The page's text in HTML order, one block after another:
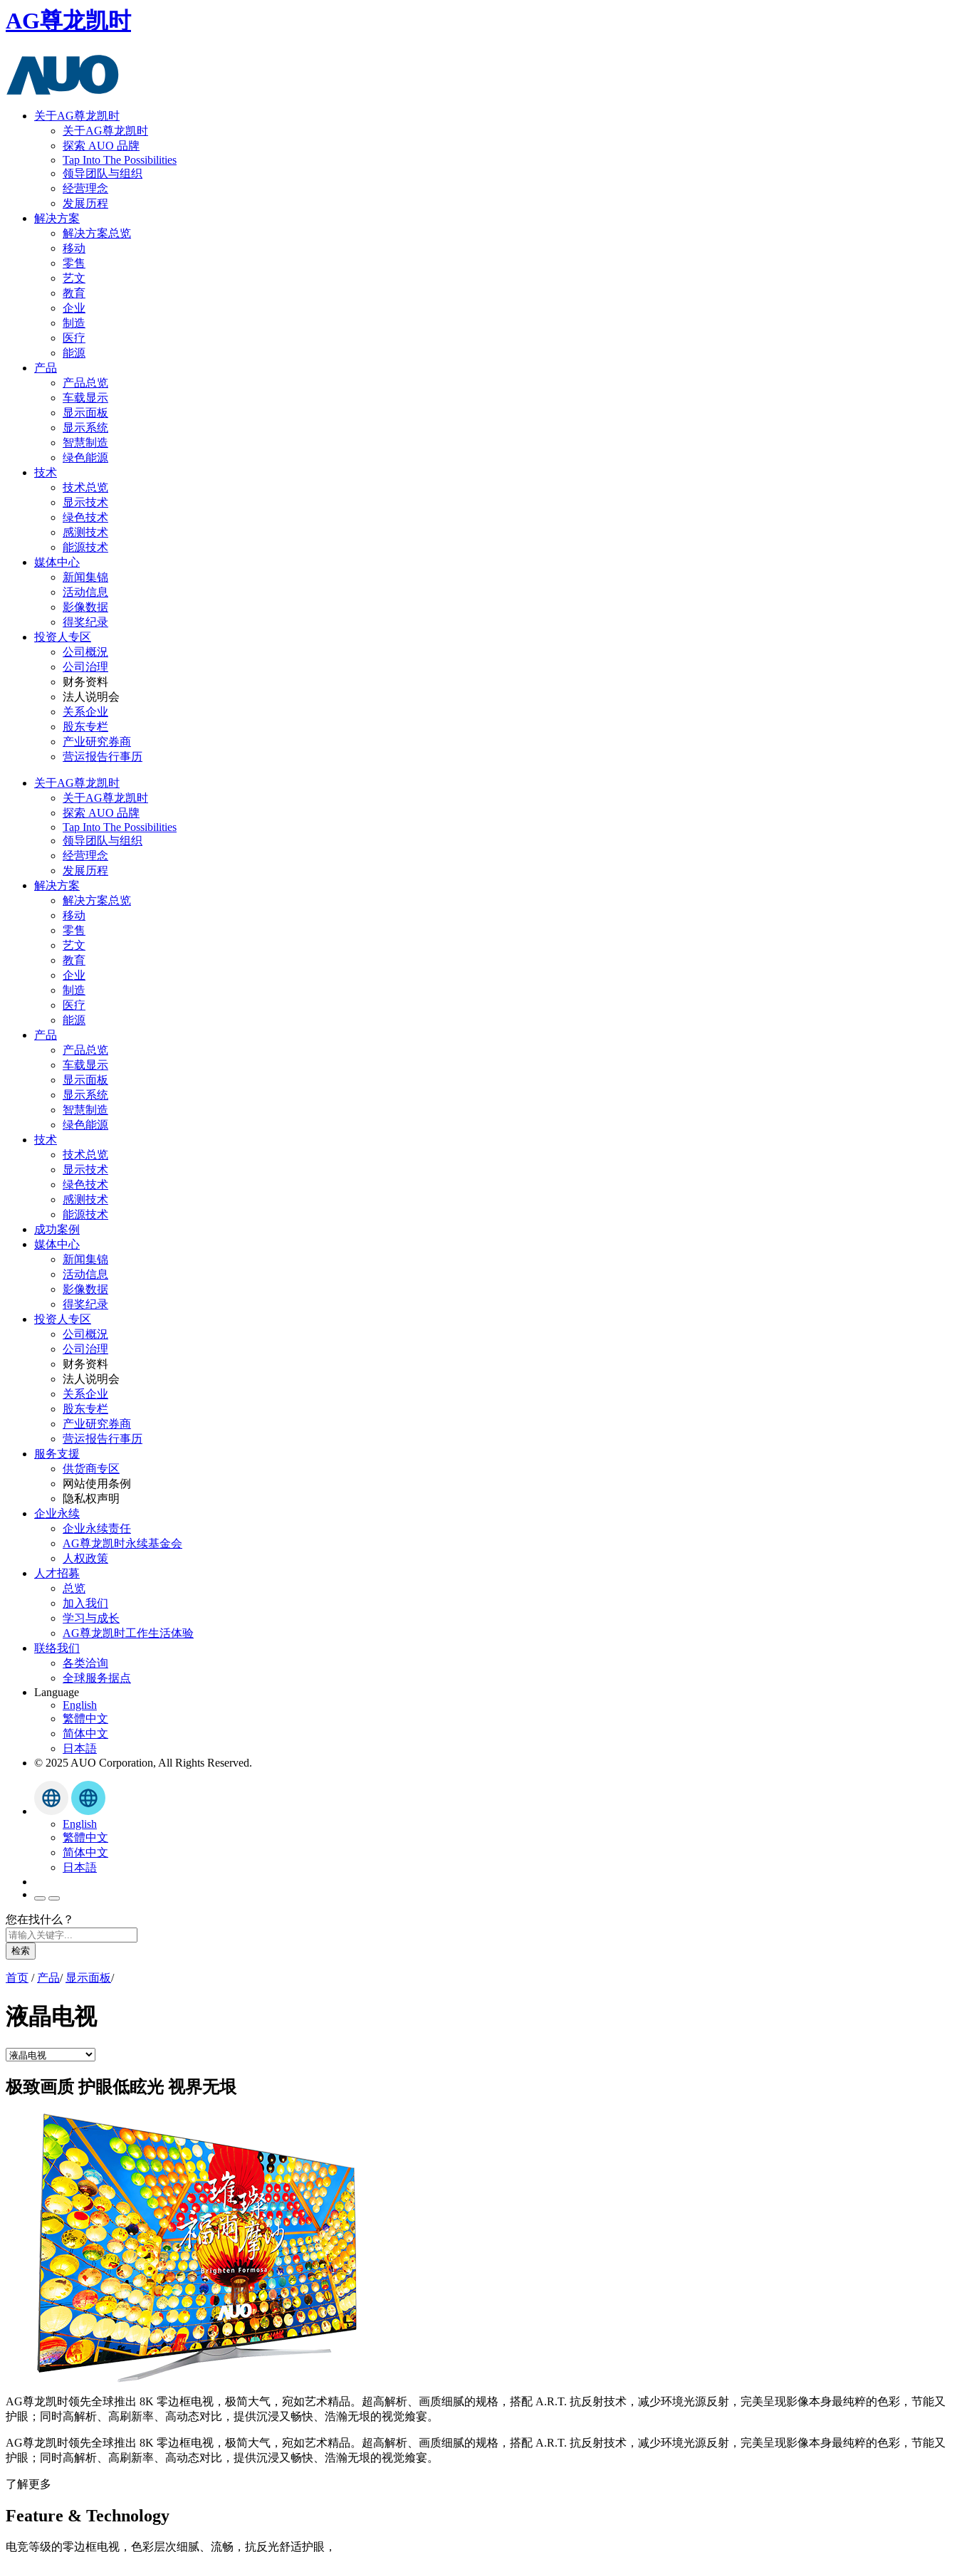
AG尊龙凯时
关于AG尊龙凯时
关于AG尊龙凯时
探索 AUO 品牌
Tap Into The Possibilities
领导团队与组织
经营理念
发展历程
解决方案
解决方案总览
移动
零售
艺文
教育
企业
制造
医疗
能源
产品
产品总览
车载显示
显示面板
显示系统
智慧制造
绿色能源
技术
技术总览
显示技术
绿色技术
感测技术
能源技术
媒体中心
新闻集锦
活动信息
影像数据
得奖纪录
投资人专区
公司概況
公司治理
财务资料
法人说明会
关系企业
股东专栏
产业研究券商
营运报告行事历
关于AG尊龙凯时
关于AG尊龙凯时
探索 AUO 品牌
Tap Into The Possibilities
领导团队与组织
经营理念
发展历程
解决方案
解决方案总览
移动
零售
艺文
教育
企业
制造
医疗
能源
产品
产品总览
车载显示
显示面板
显示系统
智慧制造
绿色能源
技术
技术总览
显示技术
绿色技术
感测技术
能源技术
成功案例
媒体中心
新闻集锦
活动信息
影像数据
得奖纪录
投资人专区
公司概況
公司治理
财务资料
法人说明会
关系企业
股东专栏
产业研究券商
营运报告行事历
服务支援
供货商专区
网站使用条例
隐私权声明
企业永续
企业永续责任
AG尊龙凯时永续基金会
人权政策
人才招募
总览
加入我们
学习与成长
AG尊龙凯时工作生活体验
联络我们
各类洽询
全球服务据点
Language
English
繁體中文
简体中文
日本語
© 2025 AUO Corporation, All Rights Reserved.
English
繁體中文
简体中文
日本語
您在找什么？
检索
首页 / 产品/ 显示面板/
液晶电视
极致画质 护眼低眩光 视界无垠
AG尊龙凯时领先全球推出 8K 零边框电视，极简大气，宛如艺术精品。超高解析、画质细腻的规格，搭配 A.R.T. 抗反射技术，减少环境光源反射，完美呈现影像本身最纯粹的色彩，节能又
护眼；同时高解析、高刷新率、高动态对比，提供沉浸又畅快、浩瀚无垠的视觉飨宴。
AG尊龙凯时领先全球推出 8K 零边框电视，极简大气，宛如艺术精品。超高解析、画质细腻的规格，搭配 A.R.T. 抗反射技术，减少环境光源反射，完美呈现影像本身最纯粹的色彩，节能又
护眼；同时高解析、高刷新率、高动态对比，提供沉浸又畅快、浩瀚无垠的视觉飨宴。
了解更多
Feature & Technology
电竞等级的零边框电视，色彩层次细腻、流畅，抗反光舒适护眼，